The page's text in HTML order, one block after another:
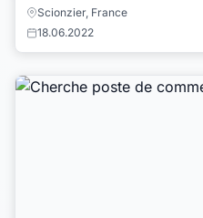
Scionzier, France
18.06.2022